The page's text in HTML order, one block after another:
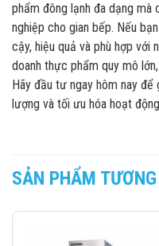
phẩm đông lạnh đa dạng mà
nghiệp cho gian bếp. Nếu
cậy, hiệu quả và phù hợp với
doanh thực phẩm quy mô
Hãy đầu tư ngay hôm nay
lượng và tối ưu hóa hoạt
SẢN PHẨM